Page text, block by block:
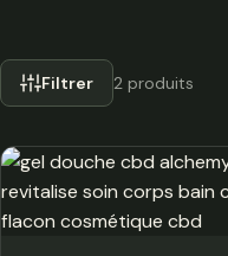
Filtrer 2 produits